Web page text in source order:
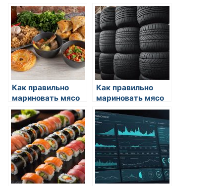
Как правильно
мариновать мясо
Как правильно
мариновать мясо